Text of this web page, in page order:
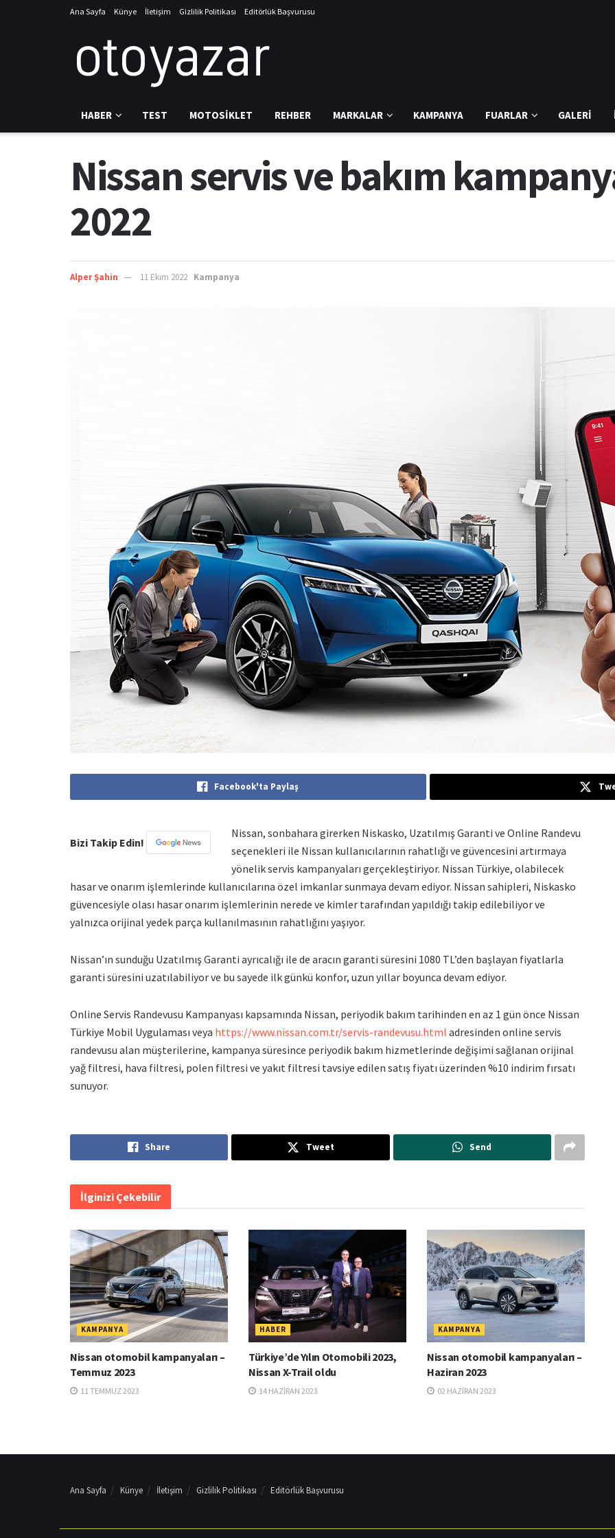
Ana Sayfa Künye İletişim Gizlilik Politikası Editörlük Başvurusu
HABER TEST MOTOSIKLET REHBER MARKALAR KAMPANYA FUARLAR GALERI
Nissan servis ve bakım
2022
Alper Şahin 11 Ekim 2022 Kampanya
Facebook'ta Paylaş
Bizi Takip Edin!
Nissan, sonbahara girerken Niskasko, Uzatılmış Garanti ve Online Randevu
seçenekleri ile Nissan kullanıcılarının rahatlığı ve güvencesini artırmaya
yönelik servis kampanyaları gerçekleştiriyor. Nissan Türkiye, olabilecek
hasar ve onarım işlemlerinde kullanıcılarına özel imkanlar sunmaya devam ediyor. Nissan sahipleri, Niskasko
güvencesiyle olası hasar onarım işlemlerinin nerede ve kimler tarafından yapıldığı takip edilebiliyor ve
yalnızca orijinal yedek parça kullanılmasının rahatlığını yaşıyor.
Nissan’ın sunduğu Uzatılmış Garanti ayrıcalığı ile de aracın garanti süresini 1080 TL’den başlayan fiyatlarla
garanti süresini uzatılabiliyor ve bu sayede ilk günkü konfor, uzun yıllar boyunca devam ediyor.
Online Servis Randevusu Kampanyası kapsamında Nissan, periyodik bakım tarihinden en az 1 gün önce Nissan
Türkiye Mobil Uygulaması veya https://www.nissan.com.tr/servis-randevusu.html adresinden online servis
randevusu alan müşterilerine, kampanya süresince periyodik bakım hizmetlerinde değişimi sağlanan orijinal
yağ filtresi, hava filtresi, polen filtresi ve yakıt filtresi tavsiye edilen satış fiyatı üzerinden %10 indirim fırsatı
sunuyor.
Share Tweet Send
İlginizi Çekebilir
KAMPANYA
Nissan otomobil kampanyaları –
Temmuz 2023
11 TEMMUZ 2023
HABER
Türkiye’de Yılın Otomobili 2023,
Nissan X-Trail oldu
14 HAZIRAN 2023
KAMPANYA
Nissan otomobil kampanyaları –
Haziran 2023
02 HAZIRAN 2023
Ana Sayfa Künye İletişim Gizlilik Politikası Editörlük Başvurusu